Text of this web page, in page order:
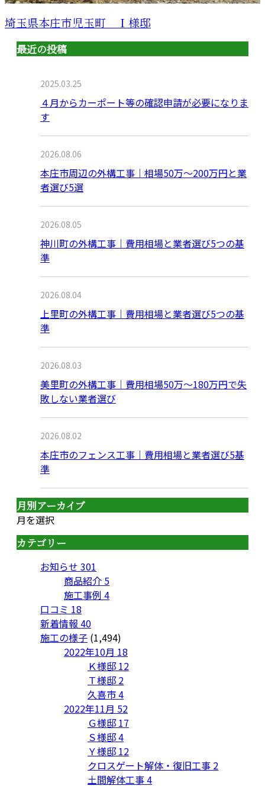
埼玉県本庄市児玉町 Ｉ様邸
最近の投稿
2025.03.25
４月からカーポート等の確認申請が必要になりま
す
2026.08.06
本庄市周辺の外構工事｜相場50万〜200万円と業
者選び5選
2026.08.05
神川町の外構工事｜費用相場と業者選び5つの基
準
2026.08.04
上里町の外構工事｜費用相場と業者選び5つの基
準
2026.08.03
美里町の外構工事｜費用相場50万〜180万円で失
敗しない業者選び
2026.08.02
本庄市のフェンス工事｜費用相場と業者選び5基
準
月別アーカイブ
月を選択
カテゴリー
お知らせ 301
商品紹介 5
施工事例 4
口コミ 18
新着情報 40
施工の様子 (1,494)
2022年10月 18
Ｋ様邸 12
Ｔ様邸 2
久喜市4
2022年11月 52
Ｇ様邸 17
Ｓ様邸4
Ｙ様邸 12
クロスゲート解体・復旧工事 2
土間解体工事4